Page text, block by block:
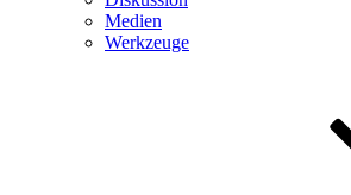
Medien
Werkzeuge